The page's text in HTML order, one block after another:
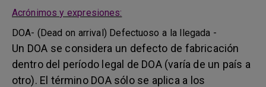
Acrónimos y expresiones:
DOA- (Dead on arrival) Defectuoso a la llegada -
Un DOA se considera un defecto de fabricación
dentro del período legal de DOA (varía de un país a
otro). El término DOA sólo se aplica a los